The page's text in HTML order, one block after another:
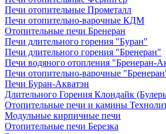
Печи отопительные Прометалл
Печи отопительно-варочные КДМ
Отопительные печи Бренеран
Печи длительного горения "Буран"
Печи длительного горения "Бренеран"
Печи водяного отопления "Бренеран-
Печи отопительно-варочные
Печи Буран-Акватэн
Длительного Горения Клондайк
Отопительные печи и камины
Модульные кирпичные печи
Отопительные печи Березка